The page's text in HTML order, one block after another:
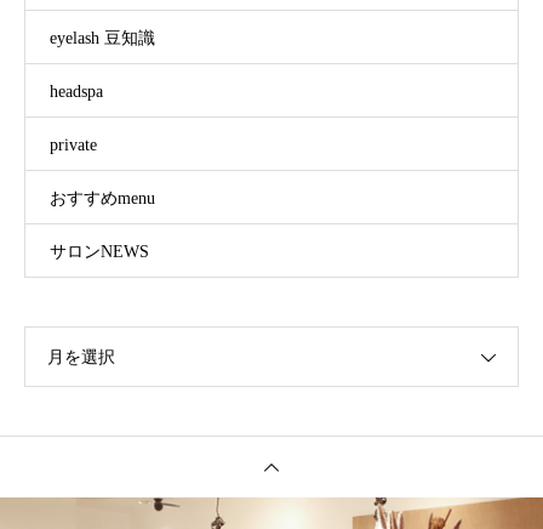
eyelash 豆知識
headspa
private
おすすめmenu
サロンNEWS
月を選択